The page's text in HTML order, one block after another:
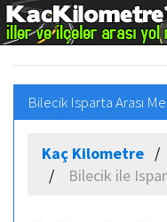
Bilecik Isparta Arası
Kaç Kilometre
Bilecik ile